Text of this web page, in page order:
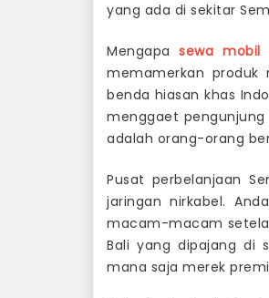
yang ada di sekitar
Mengapasewa mobil
memamerkan produk
benda hiasan khas
menggaet pengunjung
adalah orang-orang
Pusat perbelanjaan
jaringan nirkabel.
macam-macam
Bali yang dipajang di
mana saja merek